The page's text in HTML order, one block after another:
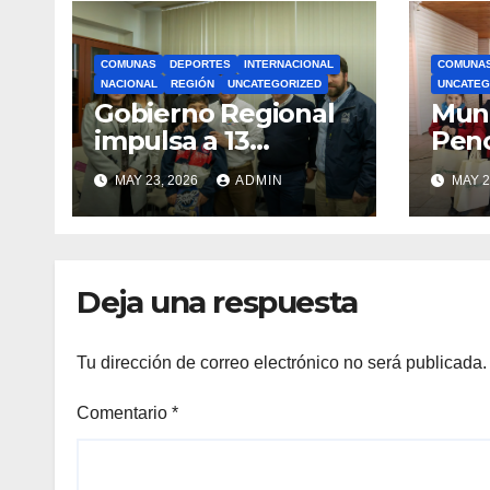
COMUNAS DEPORTES
INTERNACIONAL
NACIONAL
REGIÓN UNCATEGORIZED
Gobierno Regional
impulsa a 13
deportistas que
llevarán la bandera
maulina a
MAY 23, 2026 ADMIN MAY
Deja una respuesta
Tu dirección de correo electrónico no será publicada.
Comentario *